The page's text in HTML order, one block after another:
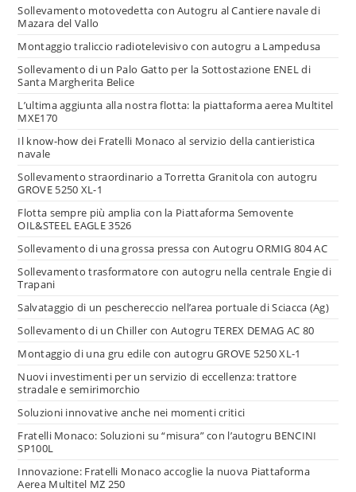
Sollevamento motovedetta con Autogru al Cantiere navale di
Mazara del Vallo
Montaggio traliccio radiotelevisivo con autogru a Lampedusa
Sollevamento di un Palo Gatto per la Sottostazione ENEL di
Santa Margherita Belice
L’ultima aggiunta alla nostra flotta: la piattaforma aerea Multitel
MXE170
Il know-how dei Fratelli Monaco al servizio della cantieristica
navale
Sollevamento straordinario a Torretta Granitola con autogru
GROVE 5250 XL-1
Flotta sempre più amplia con la Piattaforma Semovente
OIL&STEEL EAGLE 3526
Sollevamento di una grossa pressa con Autogru ORMIG 804 AC
Sollevamento trasformatore con autogru nella centrale Engie di
Trapani
Salvataggio di un peschereccio nell’area portuale di Sciacca (Ag)
Sollevamento di un Chiller con Autogru TEREX DEMAG AC 80
Montaggio di una gru edile con autogru GROVE 5250 XL-1
Nuovi investimenti per un servizio di eccellenza: trattore
stradale e semirimorchio
Soluzioni innovative anche nei momenti critici
Fratelli Monaco: Soluzioni su “misura” con l’autogru BENCINI
SP100L
Innovazione: Fratelli Monaco accoglie la nuova Piattaforma
Aerea Multitel MZ 250